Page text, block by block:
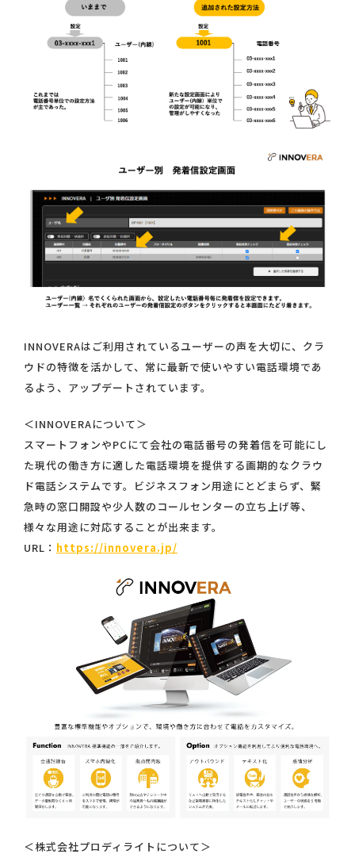
INNOVERAはご利用されているユーザーの声を大切に、クラ
ウドの特徴を活かして、常に最新で使いやすい電話環境であ
るよう、アップデートされています。
＜INNOVERAについて＞
スマートフォンやPCにて会社の電話番号の発着信を可能にし
た現代の働き方に適した電話環境を提供する画期的なクラウ
ド電話システムです。ビジネスフォン用途にとどまらず、緊
急時の窓口開設や少人数のコールセンターの立ち上げ等、
様々な用途に対応することが出来ます。
URL： https://innovera.jp/
＜株式会社プロディライトについて＞